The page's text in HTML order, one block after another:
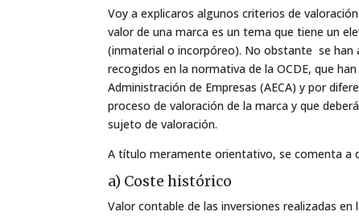
Voy a explicaros algunos criterios de
valor de una marca es un tema que tiene un
(inmaterial o incorpóreo). No obstante se
recogidos en la normativa de la OCDE, que
Administración de Empresas (AECA) y por
proceso de valoración de la marca y que
sujeto de valoración.
A título meramente orientativo, se comenta a
a) Coste histórico
Valor contable de las inversiones realizadas